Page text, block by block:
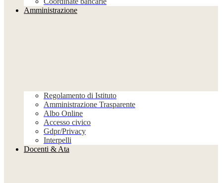
Amministrazione
Regolamento di Istituto
Amministrazione Trasparente
Albo Online
Accesso civico
Gdpr/Privacy
Interpelli
Docenti & Ata